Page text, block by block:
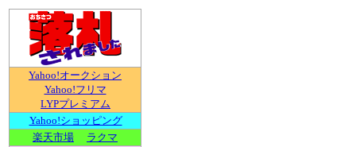
Yahoo!オークション
Yahoo!フリマ
LYPプレミアム
Yahoo!ショッピング
楽天市場
ラクマ